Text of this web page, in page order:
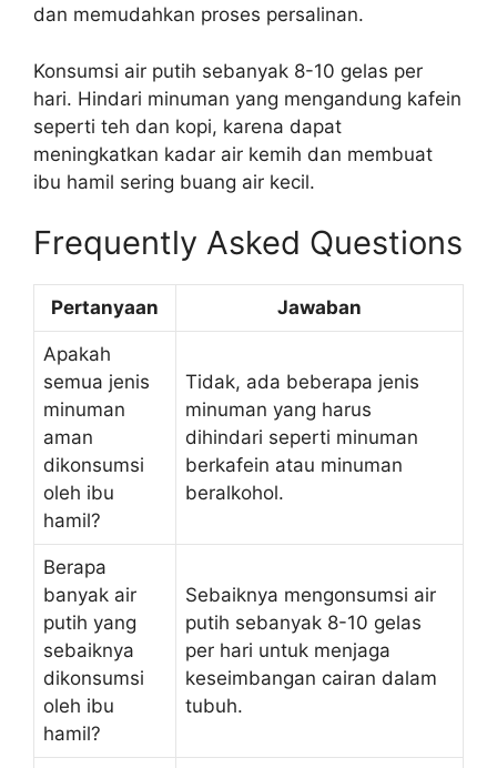
dan memudahkan proses persalinan.
Konsumsi air putih sebanyak 8-10 gelas per
hari. Hindari minuman yang mengandung kafein
seperti teh dan kopi, karena dapat
meningkatkan kadar air kemih dan membuat
ibu hamil sering buang air kecil.
Frequently Asked Questions
Pertanyaan Jawaban
Apakah
semua jenis
minuman
aman
dikonsumsi
oleh ibu
hamil?
Tidak, ada beberapa jenis
minuman yang harus
dihindari seperti minuman
berkafein atau minuman
beralkohol.
Berapa
banyak air
putih yang
sebaiknya
dikonsumsi
oleh ibu
hamil?
Sebaiknya mengonsumsi air
putih sebanyak 8-10 gelas
per hari untuk menjaga
keseimbangan cairan dalam
tubuh.